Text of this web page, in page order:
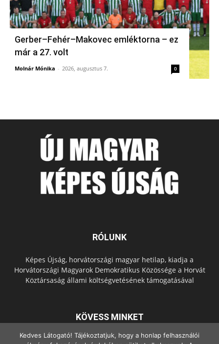
Gerber–Fehér–Makovec emléktorna – ez
már a 27. volt
Molnár Mónika - 2026, augusztus 7. 0
RÓLUNK
Képes Újság, horvátországi magyar hetilap, kiadja a
Horvátországi Magyarok Demokratikus Közössége a Horvát
Köztársaság állami költségvetésének támogatásával
KÖVESS MINKET
Kedves Látogató! Tájékoztatjuk, hogy a honlap felhasználói